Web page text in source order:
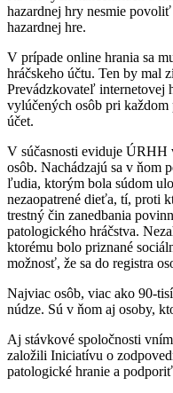
hazardnej hry nesmie
hazardnej hre.
V prípade online hrania sa
hráčskeho účtu. Ten by mal
Prevádzkovateľ internetovej
vylúčených osôb pri každom
účet.
V súčasnosti eviduje ÚRHH
osôb. Nachádzajú sa v ňom
ľudia, ktorým bola súdom
nezaopatrené dieťa, tí, proti
trestný čin zanedbania
patologického hráčstva.
ktorému bolo priznané
možnosť, že sa do registra
Najviac osôb, viac ako 90-
núdze. Sú v ňom aj osoby,
Aj stávkové spoločnosti
založili Iniciatívu o
patologické hranie a